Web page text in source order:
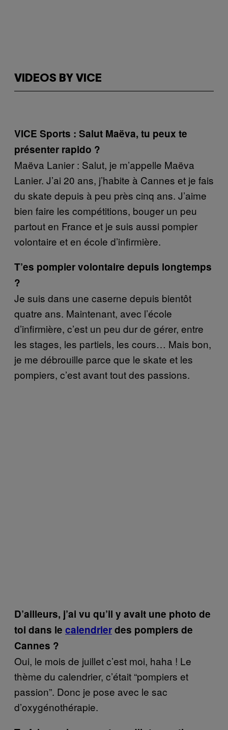
VIDEOS BY VICE
VICE Sports : Salut Maëva, tu peux te
présenter rapido ?
Maëva Lanier : Salut, je m’appelle Maëva
Lanier. J’ai 20 ans, j’habite à Cannes et je fais
du skate depuis à peu près cinq ans. J’aime
bien faire les compétitions, bouger un peu
partout en France et je suis aussi pompier
volontaire et en école d’infirmière.
T’es pompier volontaire depuis longtemps
?
Je suis dans une caserne depuis bientôt
quatre ans. Maintenant, avec l’école
d’infirmière, c’est un peu dur de gérer, entre
les stages, les partiels, les cours… Mais bon,
je me débrouille parce que le skate et les
pompiers, c’est avant tout des passions.
D’ailleurs, j’ai vu qu’il y avait une photo de
toi dans le calendrierdes pompiers de
Cannes ?
Oui, le mois de juillet c’est moi, haha ! Le
thème du calendrier, c’était “pompiers et
passion”. Donc je pose avec le sac
d’oxygénothérapie.